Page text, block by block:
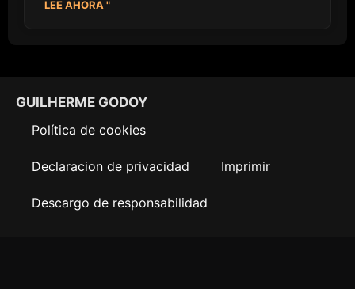
LEE AHORA "
GUILHERME GODOY
Política de cookies
Declaracion de privacidad Imprimir
Descargo de responsabilidad